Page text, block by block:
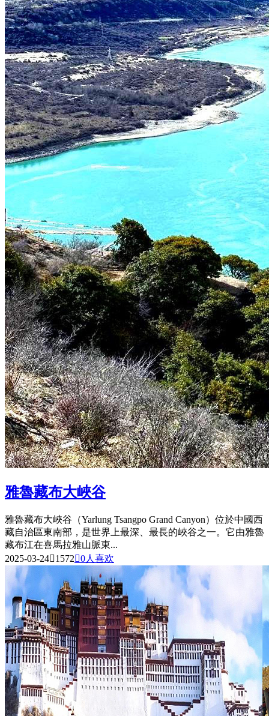
雅魯藏布大峽谷
雅魯藏布大峽谷（Yarlung Tsangpo Grand Canyon）位於中國西
藏自治區東南部，是世界上最深、最長的峽谷之一。它由雅魯
藏布江在喜馬拉雅山脈東...
2025-03-2415720人喜欢